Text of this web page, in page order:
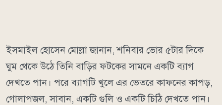
ইসমাইল হোসেন মোল্লা জানান, শনিবার ভোর ৫টার দিকে
ঘুম থেকে উঠে তিনি বাড়ির ফটকের সামনে একটি ব্যাগ
দেখতে পান। পরে ব্যাগটি খুলে এর ভেতরে কাফনের কাপড়,
গোলাপজল, সাবান, একটি গুলি ও একটি চিঠি দেখতে পান।